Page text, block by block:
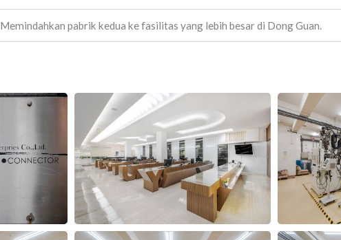
Memindahkan pabrik kedua ke fasilitas yang lebih besar di Dong Guan.